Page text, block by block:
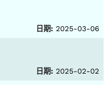
日期: 2025-03-06
日期: 2025-02-02